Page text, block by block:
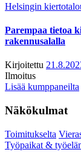
Helsingin
Parempaa tietoa
rakennusalalla
Kirjoitettu
Ilmoitus
Lisää kumppaneilta
Näkökulmat
Toimitukselta
Työpaikat &